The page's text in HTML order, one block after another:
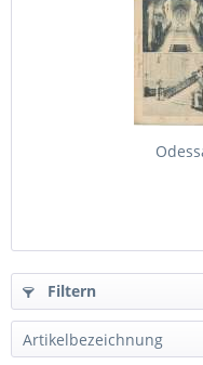
Filtern